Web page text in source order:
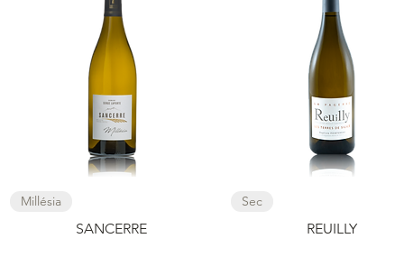
Millésia
SANCERRE
Sec
REUILLY